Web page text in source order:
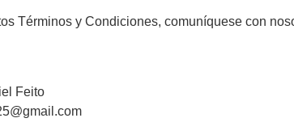
Términos y Condiciones, comuníquese con
Feito